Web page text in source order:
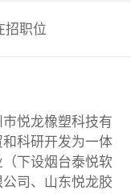
招职位
悦龙橡塑科技有
科研开发为一体
下设烟台泰悦软
司、山东悦龙胶